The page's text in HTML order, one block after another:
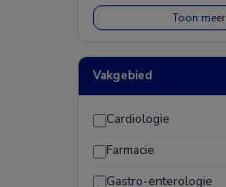
Toon meer
Vakgebied
Cardiologie
Farmacie
Gastro-enterologie